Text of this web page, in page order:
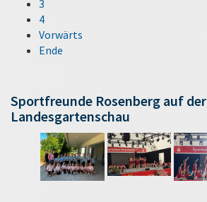
3
4
Vorwärts
Ende
Sportfreunde Rosenberg auf der
Landesgartenschau